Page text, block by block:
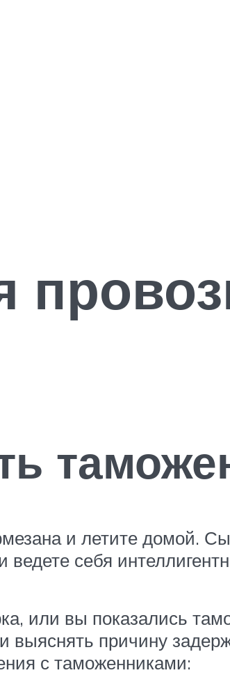
и летите домой.
себя
или вы показались
выяснять причину
с таможенниками: